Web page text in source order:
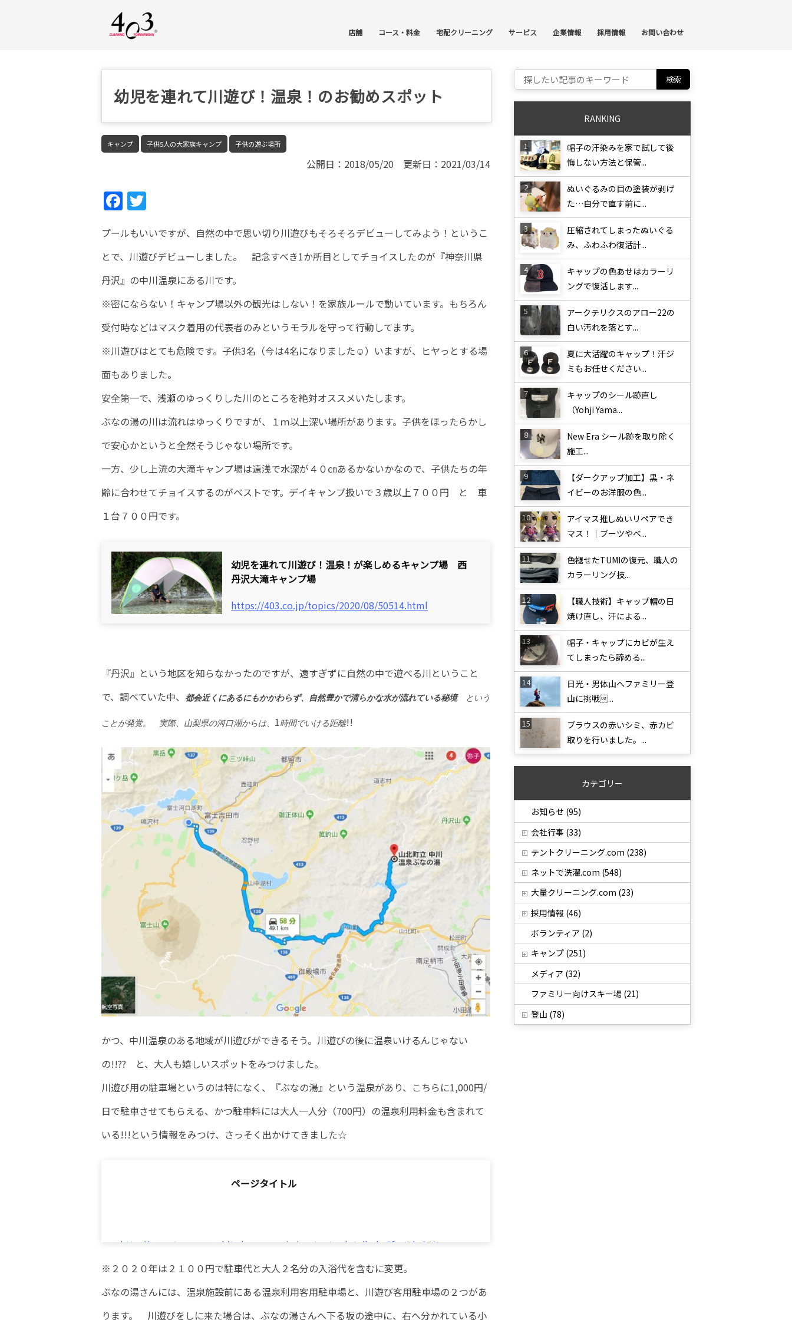
店舗 コース・料金 宅配クリーニング サービス 企業情報 採用情報 お問い合わせ
幼児を連れて川遊び！温泉！のお勧めスポット
キャンプ 子供5人の大家族キャンプ 子供の遊ぶ場所
公開日：2018/05/20 更新日：2021/03/14
Fac
ok
プールもいいですが、自然の中で思い切り川遊びもそろそろデビューしてみよう！というこ
とで、川遊びデビューしました。 記念すべき1か所目としてチョイスしたのが『神奈川県
丹沢』の中川温泉にある川です。
※密にならない！キャンプ場以外の観光はしない！を家族ルールで動いています。もちろん
受付時などはマスク着用の代表者のみというモラルを守って行動してます。
※川遊びはとても危険です。子供3名（今は4名になりました☺）いますが、ヒヤっとする場
面もありました。
安全第一で、浅瀬のゆっくりした川のところを絶対オススメいたします。
ぶなの湯の川は流れはゆっくりですが、１ｍ以上深い場所があります。子供をほったらかし
で安心かというと全然そうじゃない場所です。
一方、少し上流の大滝キャンプ場は遠浅で水深が４０㎝あるかないかなので、子供たちの年
齢に合わせてチョイスするのがベストです。デイキャンプ扱いで３歳以上７００円 と 車
１台７００円です。
幼児を連れて川遊び！温泉！が楽しめるキャンプ場 西
丹沢大滝キャンプ場
https://403.co.jp/topics/2020/08/50514.html
『丹沢』という地区を知らなかったのですが、遠すぎずに自然の中で遊べる川ということ
で、調べていた中、
都会近くにあるにもかかわらず、自然豊かで清らかな水が流れている秘境 という
ことが発覚。 実際、山梨県の河口湖からは、 1 時間でいける距離!!
かつ、中川温泉のある地域が川遊びができるそう。川遊びの後に温泉いけるんじゃない
の!!?? と、大人も嬉しいスポットをみつけました。
川遊び用の駐車場というのは特になく、『ぶなの湯』という温泉があり、こちらに1,000円/
日で駐車させてもらえる、かつ駐車料には大人一人分（700円）の温泉利用料金も含まれて
いる!!!という情報をみつけ、さっそく出かけてきました☆
ページタイトル
http://www.town.yamakita.kanagawa.jp/contents_detail.php?frmId=241
※２０２０年は２１００円で駐車代と大人２名分の入浴代を含むに変更。
ぶなの湯さんには、温泉施設前にある温泉利用客用駐車場と、川遊び客用駐車場の２つがあ
ります。 川遊びをしに来た場合は、ぶなの湯さんへ下る坂の途中に、右へ分かれている小
Search for:
RANKING
帽子の汗染みを家で試して後
悔しない方法と保管...
ぬいぐるみの目の塗装が剥げ
た…自分で直す前に...
圧縮されてしまったぬいぐる
み、ふわふわ復活計...
キャップの色あせはカラーリ
ングで復活します...
アークテリクスのアロー22の
白い汚れを落とす...
夏に大活躍のキャップ！汗ジ
ミもお任せください...
キャップのシール跡直し
（Yohji Yama...
New Era シール跡を取り除く
施工...
【ダークアップ加工】黒・ネ
イビーのお洋服の色...
アイマス推しぬいリペアでき
マス！｜ブーツやベ...
色褪せたTUMIの復元、職人の
カラーリング技...
【職人技術】キャップ帽の日
焼け直し、汗による...
帽子・キャップにカビが生え
てしまったら諦める...
日光・男体山へファミリー登
山に挑戦...
ブラウスの赤いシミ、赤カビ
取りを行いました。...
カテゴリー
お知らせ (95)
会社行事 (33)
テントクリーニング.com (238)
ネットで洗濯.com (548)
大量クリーニング.com (23)
採用情報 (46)
ボランティア (2)
キャンプ (251)
メディア (32)
ファミリー向けスキー場 (21)
登山 (78)